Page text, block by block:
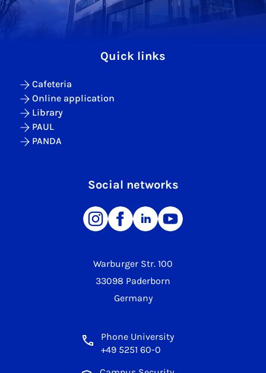
Warburger Str. 100
33098 Paderborn
Germany
Phone University
+49 5251 60-0
Quick links
Cafeteria
Online application
Library
PAUL
PANDA
Social networks